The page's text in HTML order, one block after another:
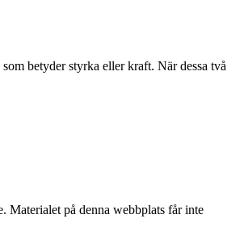
betyder styrka eller kraft. När dessa två
Materialet på denna webbplats får inte